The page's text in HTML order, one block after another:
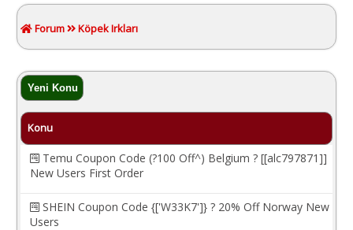
Forum Köpek Irkları
Konu
Temu Coupon Code (?100 Off^) Belgium ? [[alc797871]]
New Users First Order
SHEIN Coupon Code {['W33K7']} ? 20% Off Norway New
Users